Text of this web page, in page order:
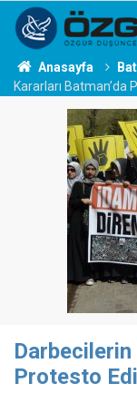
Anasayfa
Kararları Batman’da
Darbecilerin
Protesto